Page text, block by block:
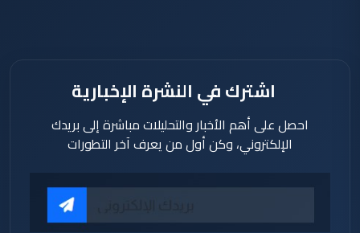
اشترك في النشرة الإخبارية
احصل على أهم الأخبار والتحليلات مباشرة إلى بريدك
الإلكتروني، وكن أول من يعرف آخر التطورات